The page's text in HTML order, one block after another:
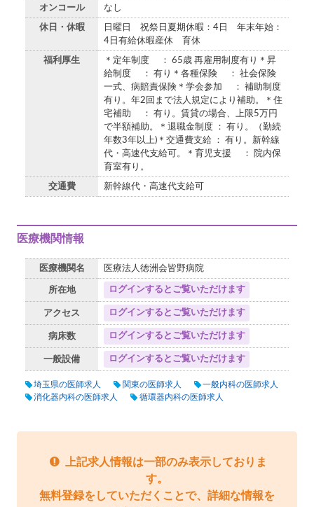
オンコール なし
休日・休暇
日曜日 祝祭日夏期休暇：4日 年末年始：
4日有給休暇産休 育休
福利厚生
＊定年制度 ： 65歳 再雇用制度有り＊昇
給制度 ： 有り＊各種保険 ： 社会保険
一式、病賠責保険＊学会参加 ： 補助制度
有り。年2回まで法人規定により補助。＊住
宅補助 ： 有り。賃貸の場合、上限5万円
で半額補助。＊退職金制度 ： 有り。（勤続
年数3年以上)＊交通費支給 ： 有り。新幹線
代・高速代支給可。＊育児支援 ： 院内保
育室有り。
交通費 新幹線代・高速代支給可
医療機関情報
医療機関名 医療法人徳洲会皆野病院
所在地 ログインするとご覧いただけます
アクセス ログインするとご覧いただけます
病床数 ログインするとご覧いただけます
一般設備 ログインするとご覧いただけます
埼玉県の医師求人 関東の医師求人
一般内科の医師求人
消化器内科の医師求人
循環器内科の医師求人
上記求人情報は一部のみ表示しておりま
す。
無料登録をしていただくことで、詳細な情報を